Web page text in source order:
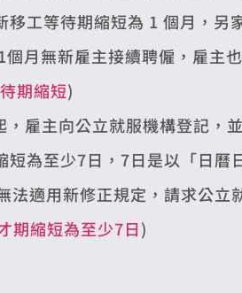
工等待期縮短為 1 個月，另
月無新雇主接續聘僱，雇主
期縮短)
雇主向公立就服機構登記，
短為至少7日，7日是以「日曆
法適用新修正規定，請求公立
期縮短為至少7日)